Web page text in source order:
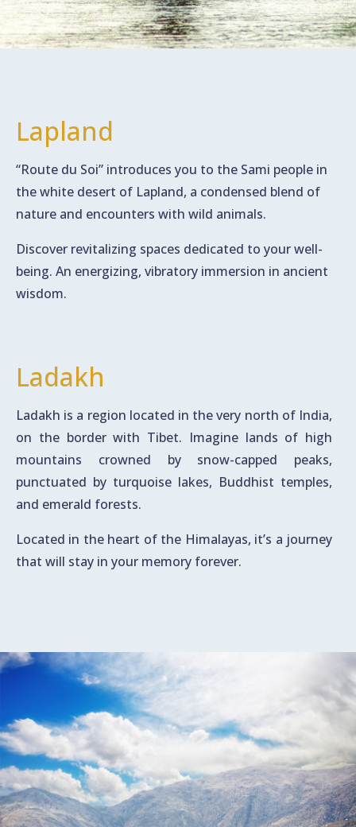
Lapland
“Route du Soi” introduces you to the Sami people in
the white desert of Lapland, a condensed blend of
nature and encounters with wild animals.
Discover revitalizing spaces dedicated to your well-
being. An energizing, vibratory immersion in ancient
wisdom.
Ladakh
Ladakh is a region located in the very north of India,
on the border with Tibet. Imagine lands of high
mountains crowned by snow-capped peaks,
punctuated by turquoise lakes, Buddhist temples,
and emerald forests.
Located in the heart of the Himalayas, it’s a journey
that will stay in your memory forever.